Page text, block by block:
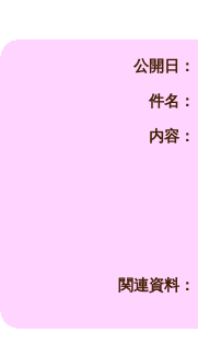
公開日：
件名：
内容：
関連資料：